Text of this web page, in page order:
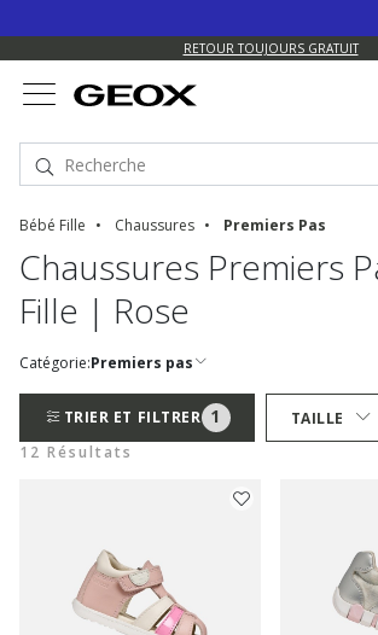
RETOUR TOUJOURS GRATUIT
Bébé Fille Chaussures Premiers Pas
Chaussures Premiers
Fille | Rose
Catégorie:Premiers pas
TRIER ET FILTRER 1 TAILLE
12 Résultats